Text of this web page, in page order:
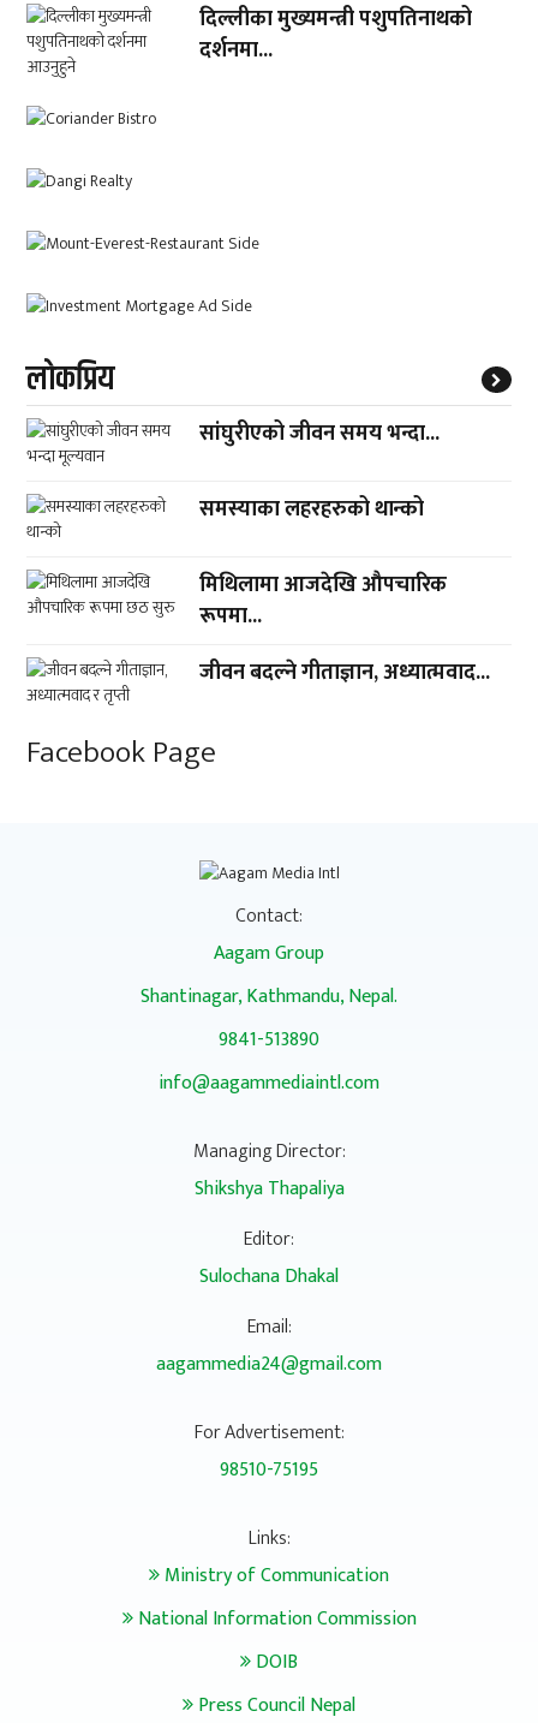
दिल्लीका मुख्यमन्त्री पशुपतिनाथको
दर्शनमा...
लाेकप्रिय
सांघुरीएको जीवन समय भन्दा...
समस्याका लहरहरुको थान्को
मिथिलामा आजदेखि औपचारिक
रूपमा...
जीवन बदल्ने गीताज्ञान, अध्यात्मवाद...
Facebook Page
Contact:
Aagam Group
Shantinagar, Kathmandu, Nepal.
9841-513890
info@aagammediaintl.com
Managing Director:
Shikshya Thapaliya
Editor:
Sulochana Dhakal
Email:
aagammedia24@gmail.com
For Advertisement:
98510-75195
Links:
Ministry of Communication
National Information Commission
DOIB
Press Council Nepal